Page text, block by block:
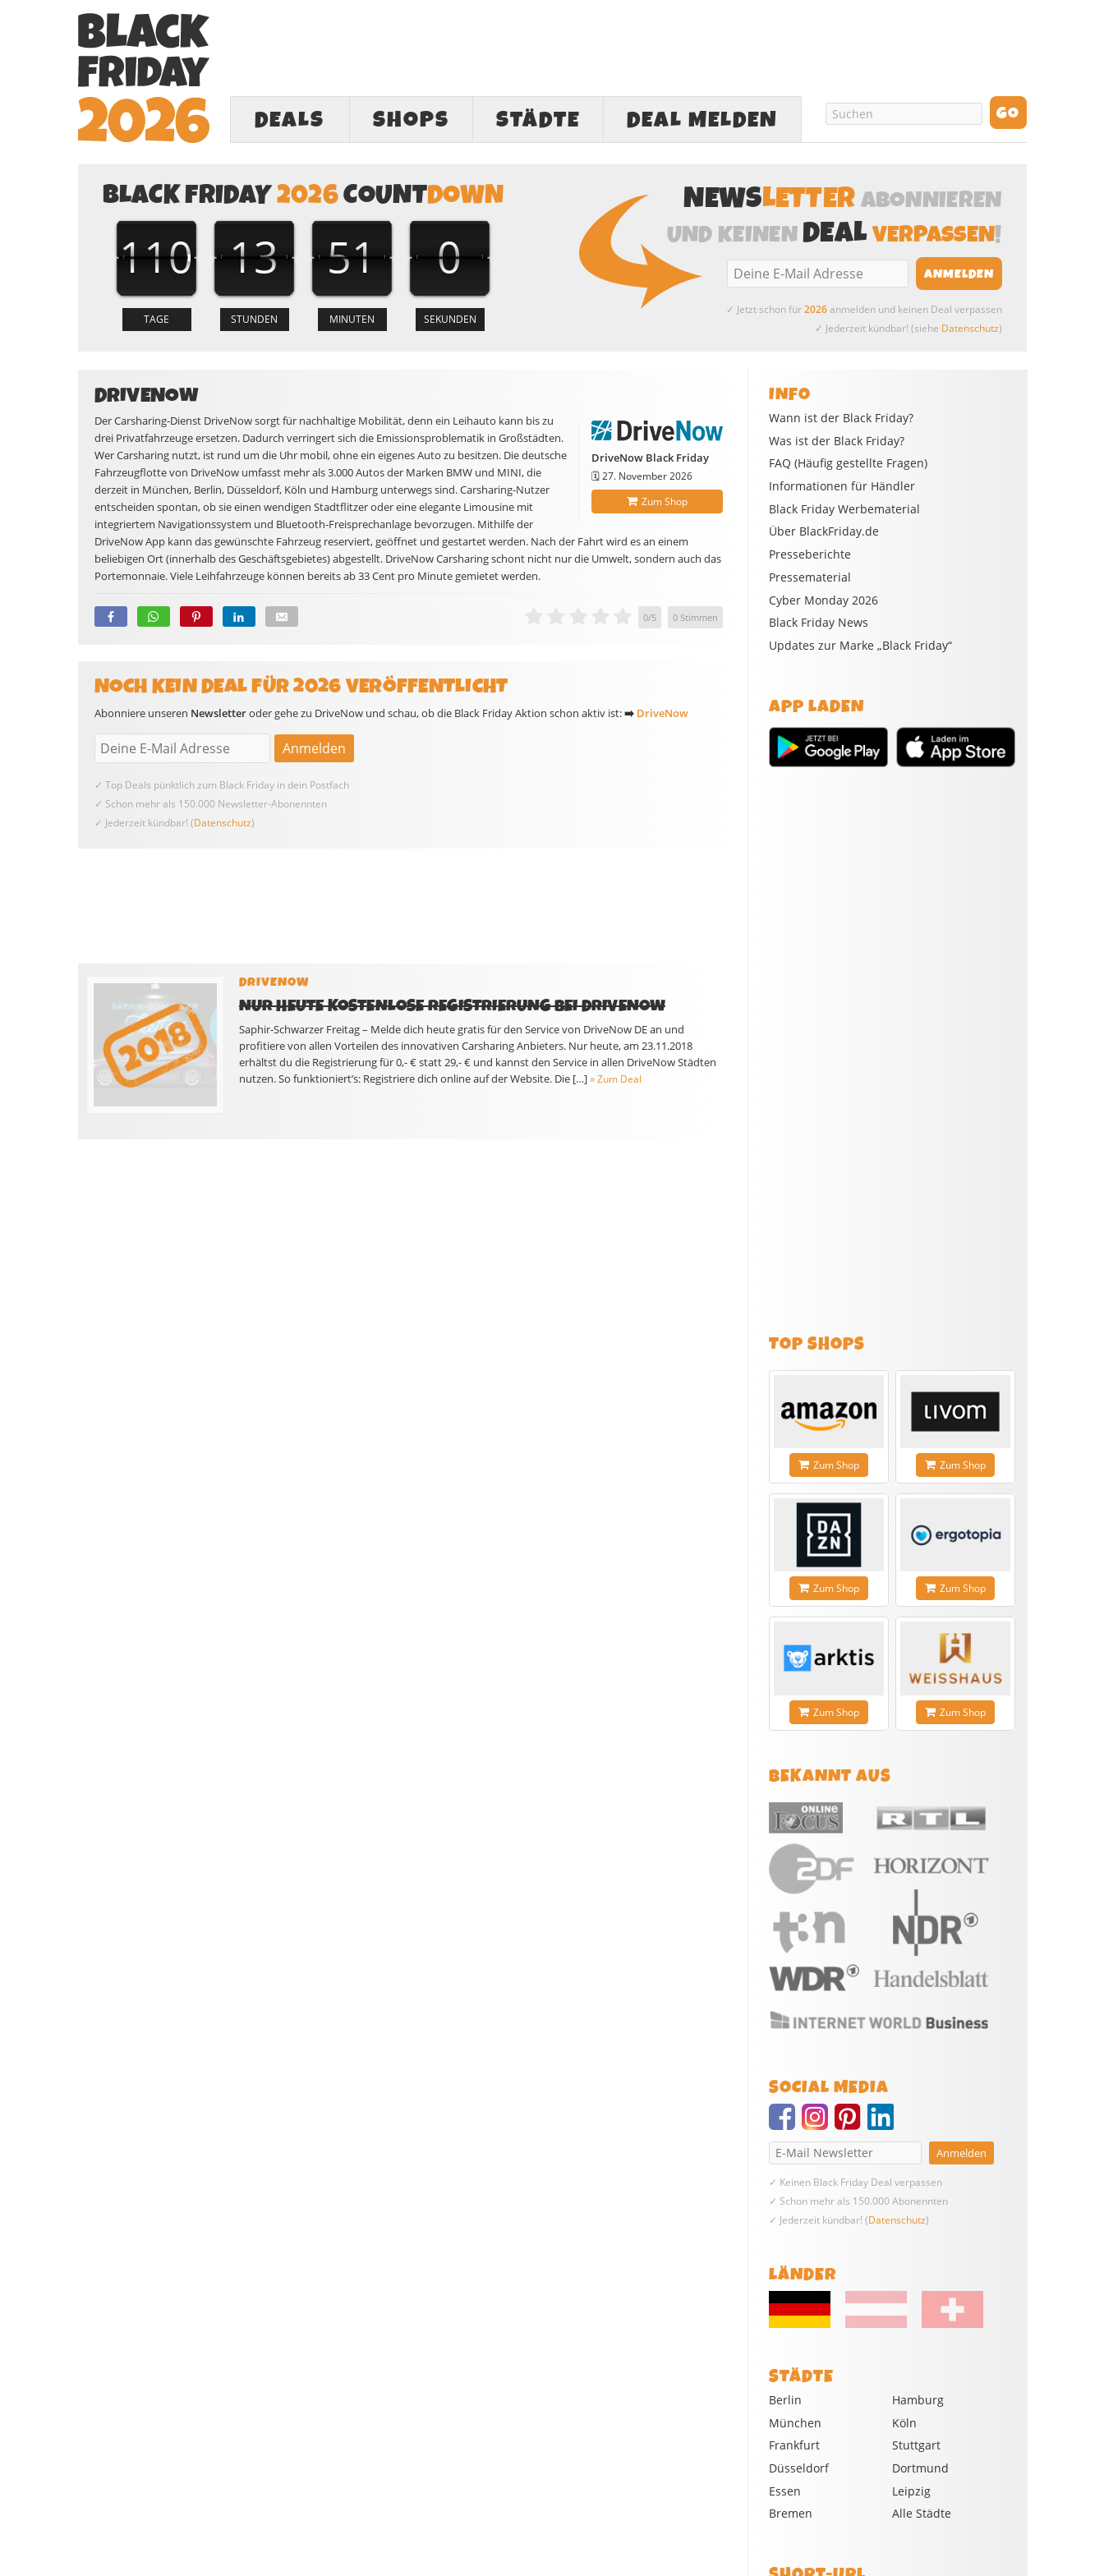
DEALS SHOPS STÄDTE DEAL MELDEN
BLACK FRIDAY2026COUNTDOWN
110 13 50 59
NEWSLETTERABONNIEREN
UND KEINENDEALVERPASSEN!
✓ Jetzt schon für2026anmelden und keinen Deal verpassen
✓ Jederzeit kündbar! (siehe Datenschutz)
DRIVENOW
DriveNow Black Friday
🗓️27. November 2026
Zum Shop
Der Carsharing-Dienst DriveNow sorgt für nachhaltige Mobilität, denn ein Leihauto kann bis zu
drei Privatfahrzeuge ersetzen. Dadurch verringert sich die Emissionsproblematik in Großstädten.
Wer Carsharing nutzt, ist rund um die Uhr mobil, ohne ein eigenes Auto zu besitzen. Die deutsche
Fahrzeugflotte von DriveNow umfasst mehr als 3.000 Autos der Marken BMW und MINI, die
derzeit in München, Berlin, Düsseldorf, Köln und Hamburg unterwegs sind. Carsharing-Nutzer
entscheiden spontan, ob sie einen wendigen Stadtflitzer oder eine elegante Limousine mit
integriertem Navigationssystem und Bluetooth-Freisprechanlage bevorzugen. Mithilfe der
DriveNow App kann das gewünschte Fahrzeug reserviert, geöffnet und gestartet werden. Nach der Fahrt wird es an einem
beliebigen Ort (innerhalb des Geschäftsgebietes) abgestellt. DriveNow Carsharing schont nicht nur die Umwelt, sondern auch das
Portemonnaie. Viele Leihfahrzeuge können bereits ab 33 Cent pro Minute gemietet werden.
0/5 0Stimmen
NOCH KEIN DEAL FÜR 2026 VERÖFFENTLICHT
Abonniere unseren Newsletteroder gehe zu DriveNow und schau, ob die Black Friday Aktion schon aktiv ist:➡️ DriveNow
✓ Top Deals pünktlich zum Black Friday in dein Postfach
✓ Schon mehr als 150.000 Newsletter-Abonennten
✓ Jederzeit kündbar! (Datenschutz)
DRIVENOW
NUR HEUTE KOSTENLOSE REGISTRIERUNG BEI DRIVENOW
Saphir-Schwarzer Freitag – Melde dich heute gratis für den Service von DriveNow DE an und
profitiere von allen Vorteilen des innovativen Carsharing Anbieters. Nur heute, am 23.11.2018
erhältst du die Registrierung für 0,- € statt 29,- € und kannst den Service in allen DriveNow Städten
nutzen. So funktioniert’s: Registriere dich online auf der Website. Die […] » Zum Deal
INFO
Wann ist der Black Friday?
Was ist der Black Friday?
FAQ (Häufig gestellte Fragen)
Informationen für Händler
Black Friday Werbematerial
Über BlackFriday.de
Presseberichte
Pressematerial
Cyber Monday 2026
Black Friday News
Updates zur Marke „Black Friday“
APP LADEN
TOP SHOPS
Zum Shop Zum Shop
Zum Shop Zum Shop
Zum Shop Zum Shop
BEKANNT AUS
SOCIAL MEDIA
✓ Keinen Black Friday Deal verpassen
✓ Schon mehr als 150.000 Abonennten
✓ Jederzeit kündbar! (Datenschutz)
LÄNDER
STÄDTE
Berlin
Hamburg
München
Köln
Frankfurt
Stuttgart
Düsseldorf
Dortmund
Essen
Leipzig
Bremen
Alle Städte